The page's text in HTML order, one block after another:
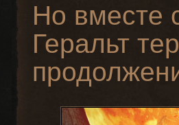
Но вместе
Геральт